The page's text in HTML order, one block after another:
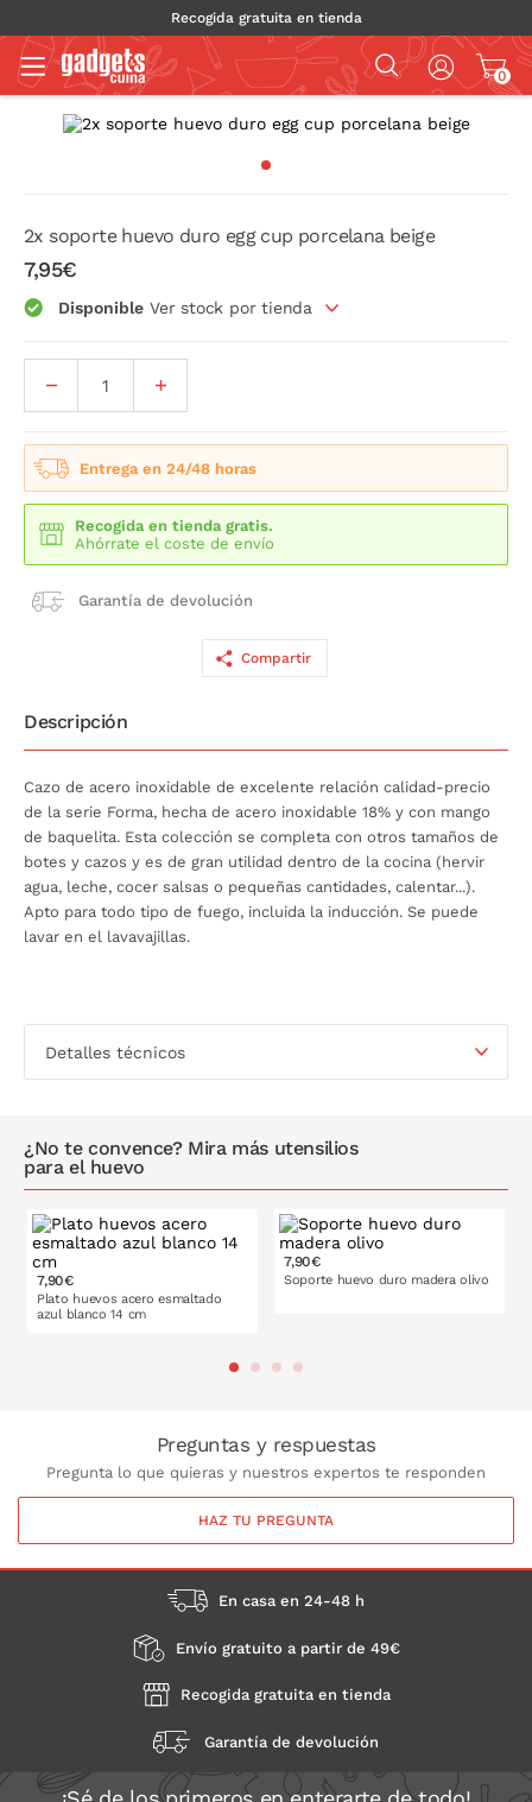
Recogida gratuita en tienda
0
2x soporte huevo duro egg cup porcelana beige
7,95€
Disponible Ver stock por tienda
Entrega en 24/48 horas
Recogida en tienda gratis.
Ahórrate el coste de envío
Garantía de devolución
Compartir
Descripción
Cazo de acero inoxidable de excelente relación calidad-precio
de la serie Forma, hecha de acero inoxidable 18% y con mango
de baquelita. Esta colección se completa con otros tamaños de
botes y cazos y es de gran utilidad dentro de la cocina (hervir
agua, leche, cocer salsas o pequeñas cantidades, calentar...).
Apto para todo tipo de fuego, incluida la inducción. Se puede
lavar en el lavavajillas.
Detalles técnicos
¿No te convence? Mira más utensilios
para el huevo
7,90€
Plato huevos acero esmaltado
azul blanco 14 cm
7,90€
Soporte huevo duro madera olivo
Preguntas y respuestas
Pregunta lo que quieras y nuestros expertos te responden
HAZ TU PREGUNTA
En casa en 24-48 h
Envío gratuito a partir de 49€
Recogida gratuita en tienda
Garantía de devolución